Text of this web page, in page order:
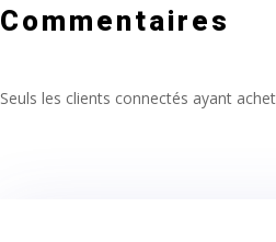
Commentaires
Seuls les clients connectés ayant